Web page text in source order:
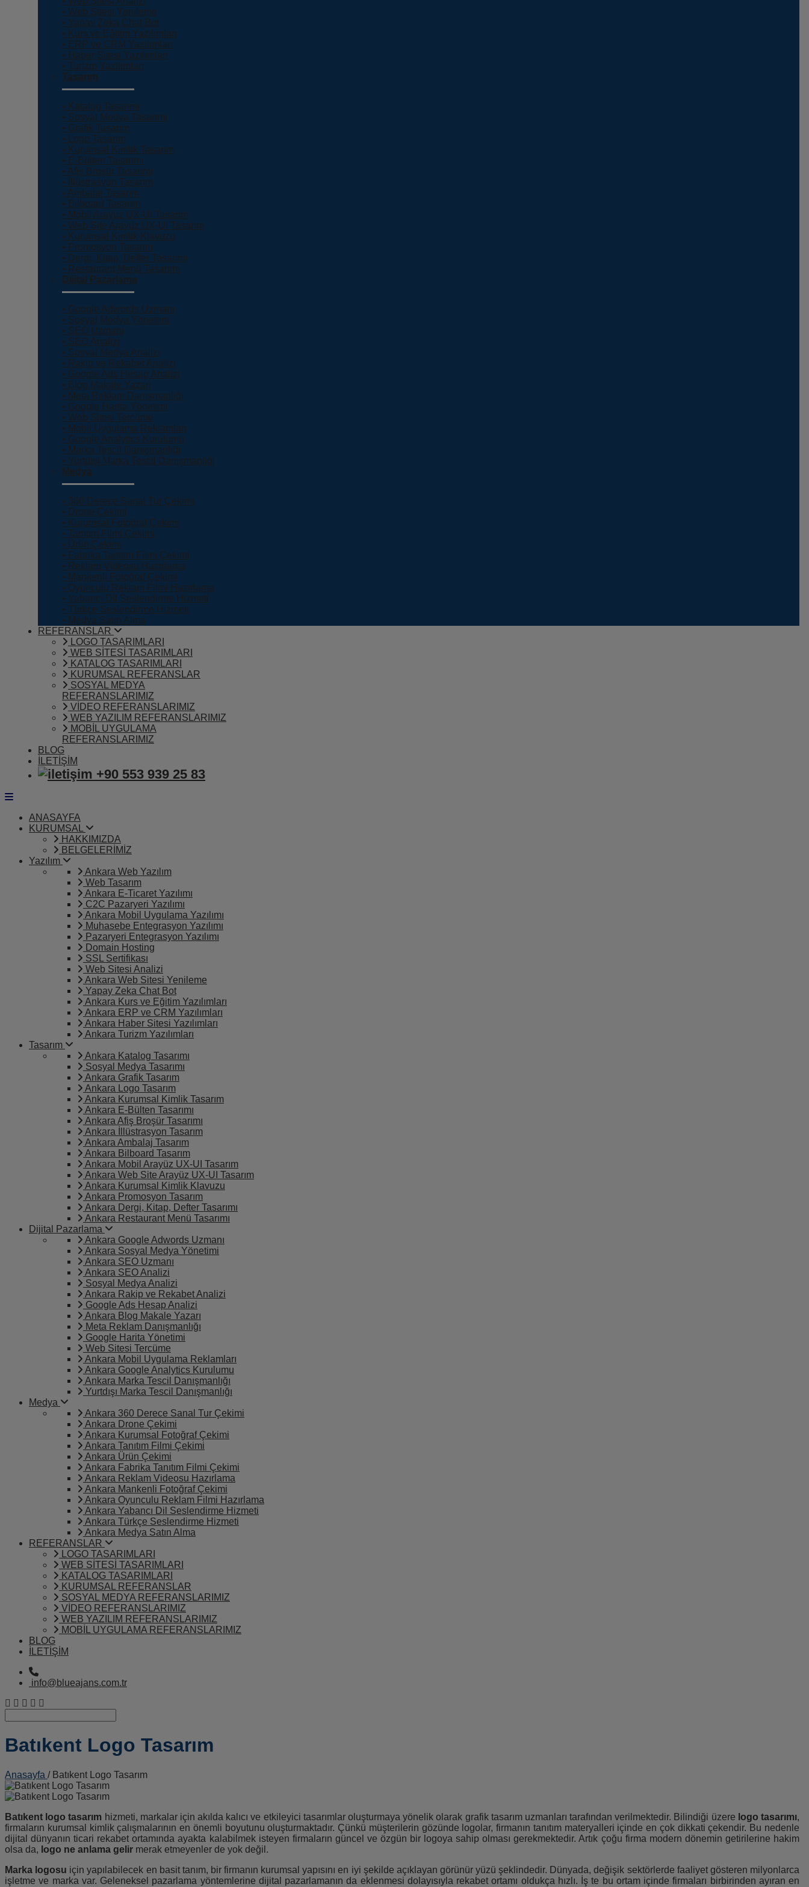
• Web Sitesi Yenileme
• Yapay Zeka Chat Bot
• Kurs ve Eğitim Yazılımları
• ERP ve CRM Yazılımları
• Haber Sitesi Yazılımları
• Turizm Yazılımları
Tasarım
• Katalog Tasarımı
• Sosyal Medya Tasarımı
• Grafik Tasarım
• Logo Tasarım
• Kurumsal Kimlik Tasarım
• E-Bülten Tasarımı
• Afiş Broşür Tasarımı
• İllüstrasyon Tasarım
• Ambalaj Tasarım
• Bilboard Tasarım
• Mobil Arayüz UX-UI Tasarım
• Web Site Arayüz UX-UI Tasarım
• Kurumsal Kimlik Klavuzu
• Promosyon Tasarım
• Dergi, Kitap, Defter Tasarımı
• Restaurant Menü Tasarımı
Dijital Pazarlama
• Google Adwords Uzmanı
• Sosyal Medya Yönetimi
• SEO Uzmanı
• SEO Analizi
• Sosyal Medya Analizi
• Rakip ve Rekabet Analizi
• Google Ads Hesap Analizi
• Blog Makale Yazarı
• Meta Reklam Danışmanlığı
• Google Harita Yönetimi
• Web Sitesi Tercüme
• Mobil Uygulama Reklamları
• Google Analytics Kurulumu
• Marka Tescil Danışmanlığı
• Yurtdışı Marka Tescil Danışmanlığı
Medya
• 360 Derece Sanal Tur Çekimi
• Drone Çekimi
• Kurumsal Fotoğraf Çekimi
• Tanıtım Filmi Çekimi
• Ürün Çekimi
• Fabrika Tanıtım Filmi Çekimi
• Reklam Videosu Hazırlama
• Mankenli Fotoğraf Çekimi
• Oyunculu Reklam Filmi Hazırlama
• Yabancı Dil Seslendirme Hizmeti
• Türkçe Seslendirme Hizmeti
• Medya Satın Alma
REFERANSLAR
LOGO TASARIMLARI
WEB SİTESİ TASARIMLARI
KATALOG TASARIMLARI
KURUMSAL REFERANSLAR
SOSYAL MEDYA
REFERANSLARIMIZ
VİDEO REFERANSLARIMIZ
WEB YAZILIM REFERANSLARIMIZ
MOBİL UYGULAMA
REFERANSLARIMIZ
BLOG
İLETİŞİM
+90 553 939 25 83
ANASAYFA
KURUMSAL
HAKKIMIZDA
BELGELERİMİZ
Yazılım
Ankara Web Yazılım
Web Tasarım
Ankara E-Ticaret Yazılımı
C2C Pazaryeri Yazılımı
Ankara Mobil Uygulama Yazılımı
Muhasebe Entegrasyon Yazılımı
Pazaryeri Entegrasyon Yazılımı
Domain Hosting
SSL Sertifikası
Web Sitesi Analizi
Ankara Web Sitesi Yenileme
Yapay Zeka Chat Bot
Ankara Kurs ve Eğitim Yazılımları
Ankara ERP ve CRM Yazılımları
Ankara Haber Sitesi Yazılımları
Ankara Turizm Yazılımları
Tasarım
Ankara Katalog Tasarımı
Sosyal Medya Tasarımı
Ankara Grafik Tasarım
Ankara Logo Tasarım
Ankara Kurumsal Kimlik Tasarım
Ankara E-Bülten Tasarımı
Ankara Afiş Broşür Tasarımı
Ankara İllüstrasyon Tasarım
Ankara Ambalaj Tasarım
Ankara Bilboard Tasarım
Ankara Mobil Arayüz UX-UI Tasarım
Ankara Web Site Arayüz UX-UI Tasarım
Ankara Kurumsal Kimlik Klavuzu
Ankara Promosyon Tasarım
Ankara Dergi, Kitap, Defter Tasarımı
Ankara Restaurant Menü Tasarımı
Dijital Pazarlama
Ankara Google Adwords Uzmanı
Ankara Sosyal Medya Yönetimi
Ankara SEO Uzmanı
Ankara SEO Analizi
Sosyal Medya Analizi
Ankara Rakip ve Rekabet Analizi
Google Ads Hesap Analizi
Ankara Blog Makale Yazarı
Meta Reklam Danışmanlığı
Google Harita Yönetimi
Web Sitesi Tercüme
Ankara Mobil Uygulama Reklamları
Ankara Google Analytics Kurulumu
Ankara Marka Tescil Danışmanlığı
Yurtdışı Marka Tescil Danışmanlığı
Medya
Ankara 360 Derece Sanal Tur Çekimi
Ankara Drone Çekimi
Ankara Kurumsal Fotoğraf Çekimi
Ankara Tanıtım Filmi Çekimi
Ankara Ürün Çekimi
Ankara Fabrika Tanıtım Filmi Çekimi
Ankara Reklam Videosu Hazırlama
Ankara Mankenli Fotoğraf Çekimi
Ankara Oyunculu Reklam Filmi Hazırlama
Ankara Yabancı Dil Seslendirme Hizmeti
Ankara Türkçe Seslendirme Hizmeti
Ankara Medya Satın Alma
REFERANSLAR
LOGO TASARIMLARI
WEB SİTESİ TASARIMLARI
KATALOG TASARIMLARI
KURUMSAL REFERANSLAR
SOSYAL MEDYA REFERANSLARIMIZ
VİDEO REFERANSLARIMIZ
WEB YAZILIM REFERANSLARIMIZ
MOBİL UYGULAMA REFERANSLARIMIZ
BLOG
İLETİŞİM
info@blueajans.com.tr
Batıkent Logo Tasarım
Anasayfa / Batıkent Logo Tasarım
Batıkent logo tasarım hizmeti, markalar için akılda kalıcı ve etkileyici tasarımlar oluşturmaya yönelik olarak grafik tasarım uzmanları tarafından verilmektedir. Bilindiği üzere logo tasarımı,
firmaların kurumsal kimlik çalışmalarının en önemli boyutunu oluşturmaktadır. Çünkü müşterilerin gözünde logolar, firmanın tanıtım materyalleri içinde en çok dikkati çekendir. Bu nedenle
dijital dünyanın ticari rekabet ortamında ayakta kalabilmek isteyen firmaların güncel ve özgün bir logoya sahip olması gerekmektedir. Artık çoğu firma modern dönemin getirilerine hakim
olsa da, logo ne anlama gelir merak etmeyenler de yok değil.
Marka logosu için yapılabilecek en basit tanım, bir firmanın kurumsal yapısını en iyi şekilde açıklayan görünür yüzü şeklindedir. Dünyada, değişik sektörlerde faaliyet gösteren milyonlarca
işletme ve marka var. Geleneksel pazarlama yöntemlerine dijital pazarlamanın da eklenmesi dolayısıyla rekabet ortamı oldukça hızlı. İş te bu ortam içinde firmaları birbirinden ayıran en